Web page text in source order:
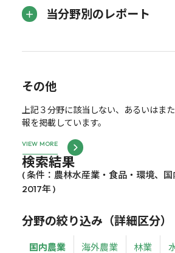
当分野別のレポート
その他
上記３分野に該当しない、あるいはま
報を掲載しています。
VIEW MORE
検索結果
( 条件：農林水産業・食品・環境、
2017年 )
分野の絞り込み（詳細区分）
国内農業 海外農業 林業